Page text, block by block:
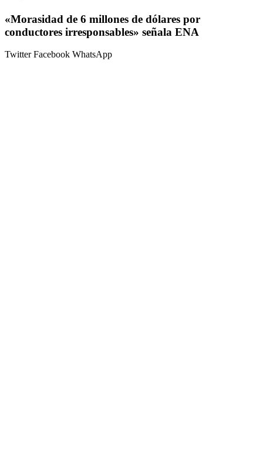
«Morasidad de 6 millones de dólares por
conductores irresponsables» señala ENA
TwitterFacebook WhatsApp